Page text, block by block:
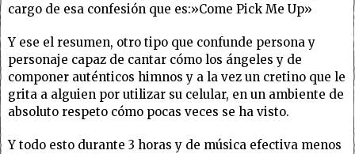
cargo de esa confesión que es:»Come Pick Me Up»
Y ese el resumen, otro tipo que confunde persona y
personaje capaz de cantar cómo los ángeles y de
componer auténticos himnos y a la vez un cretino que le
grita a alguien por utilizar su celular, en un ambiente de
absoluto respeto cómo pocas veces se ha visto.
Y todo esto durante 3 horas y de música efectiva menos